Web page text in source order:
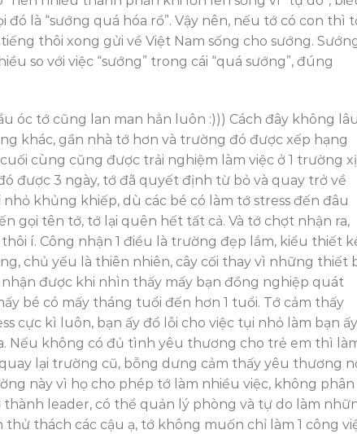
là “sướng quá hóa rồ”. Vậy nên, nếu tớ có con thì
thôi xong gửi về Việt Nam sống cho sướng.
so với việc “sướng” trong cái “quá sướng”, đúng
óc tớ cũng lan man hẳn luôn :))) Cách đây không
khác, gần nhà tớ hơn và trường đó được xếp hạng
cùng cũng được trải nghiệm làm việc ở 1 trường
được 3 ngày, tớ đã quyết định từ bỏ và quay trở về
khủng khiếp, dù các bé có làm tớ stress đến đâu
gọi tên tớ, tớ lại quên hết tất cả. Và tớ chợt nhận ra,
í. Công nhận 1 điều là trường đẹp lắm, kiểu thiết
chủ yếu là thiên nhiên, cây cối thay vì những thiết
được khi nhìn thấy mấy bạn đồng nghiệp quát
bé có mấy tháng tuổi đến hơn 1 tuổi. Tớ cảm thấy
cực kì luôn, bạn ấy đổ lỗi cho việc tụi nhỏ làm bạn ấy
Nếu không có đủ tình yêu thương cho trẻ em thì
lại trường cũ, bỗng dưng cảm thấy yêu thương
này vì họ cho phép tớ làm nhiều việc, không phân
thành leader, có thể quản lý phòng và tự do làm
thách các cậu ạ, tớ không muốn chỉ làm 1 công